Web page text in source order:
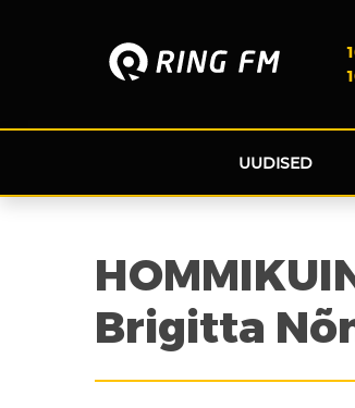
UUDISED
Brigitta